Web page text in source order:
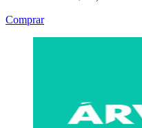
Comprar